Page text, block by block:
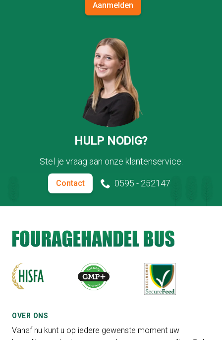
Aanmelden
HULP NODIG?
Stel je vraag aan onze klantenservice:
Contact 0595 - 252147
OVER ONS
Vanaf nu kunt u op iedere gewenste moment uw